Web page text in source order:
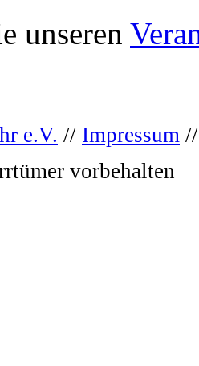
unseren
e.V. // Impressum //
vorbehalten